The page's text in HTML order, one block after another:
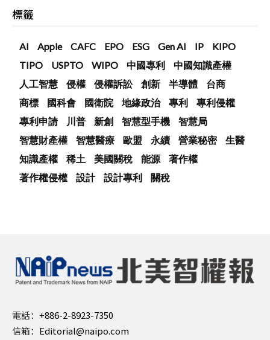
標籤
AI Apple CAFC EPO ESG Gen AI IP
KIPO
TIPO
USPTO WIPO 中國專利
中國知識產權
人工智慧
侵權 侵權訴訟 創新 半導體
台商
商標
國科會 國衛院 地緣政治 專利
專利侵權
專利申請
川普 新創 智慧型手機
智慧局
智慧財產權
智慧醫療 歐盟 永續 營業秘密
生醫
知識產權
稀土 美國關稅 能源
著作權
著作權侵權
設計 設計專利 關稅
電話： +886-2-8923-7350
信箱： Editorial@naipo.com